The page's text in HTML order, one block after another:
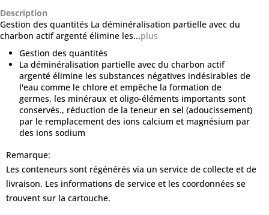
Description
Gestion des quantités La déminéralisation partielle avec du
charbon actif argenté élimine les...plus
Gestion des quantités
La déminéralisation partielle avec du charbon actif
argenté élimine les substances négatives indésirables de
l'eau comme le chlore et empêche la formation de
germes, les minéraux et oligo-éléments importants sont
conservés., réduction de la teneur en sel (adoucissement)
par le remplacement des ions calcium et magnésium par
des ions sodium
Remarque:
Les conteneurs sont régénérés via un service de collecte et de
livraison. Les informations de service et les coordonnées se
trouvent sur la cartouche.